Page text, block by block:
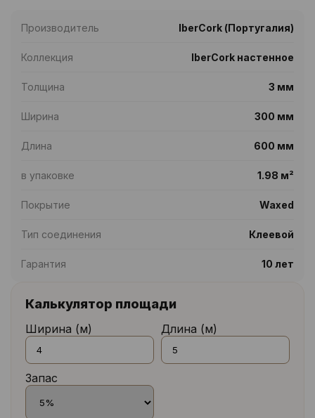
Производитель IberCork (Португалия)
Коллекция IberCork настенное
Толщина 3 мм
Ширина 300 мм
Длина 600 мм
в упаковке 1.98 м²
Покрытие Waxed
Тип соединения Клеевой
Гарантия 10 лет
Калькулятор площади
Ширина (м) Длина (м)
Запас